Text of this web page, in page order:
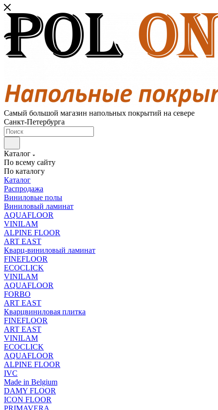
Самый большой магазин напольных покрытий на севере
Санкт-Петербурга
Каталог
По всему сайту
По каталогу
Каталог
Распродажа
Виниловые полы
Виниловый ламинат
AQUAFLOOR
VINILAM
ALPINE FLOOR
ART EAST
Кварц-виниловый ламинат
FINEFLOOR
ECOCLICK
VINILAM
AQUAFLOOR
FORBO
ART EAST
Кварцвиниловая плитка
FINEFLOOR
ART EAST
VINILAM
ECOCLICK
AQUAFLOOR
ALPINE FLOOR
IVC
Made in Belgium
DAMY FLOOR
ICON FLOOR
PRIMAVERA